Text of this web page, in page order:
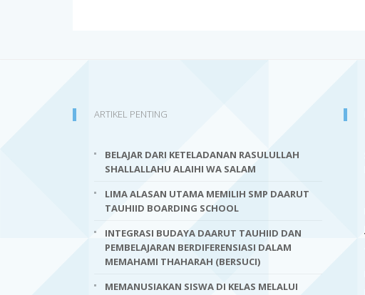
ARTIKEL PENTING
BELAJAR DARI KETELADANAN RASULULLAH
SHALLALLAHU ALAIHI WA SALAM
LIMA ALASAN UTAMA MEMILIH SMP DAARUT
TAUHIID BOARDING SCHOOL
INTEGRASI BUDAYA DAARUT TAUHIID DAN
PEMBELAJARAN BERDIFERENSIASI DALAM
MEMAHAMI THAHARAH (BERSUCI)
MEMANUSIAKAN SISWA DI KELAS MELALUI